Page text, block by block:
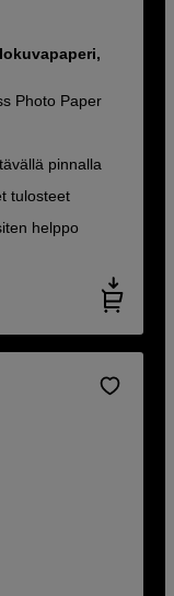
Photo Paper
pinnalla
tulosteet
helppo